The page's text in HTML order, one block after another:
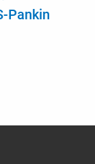
Pankin